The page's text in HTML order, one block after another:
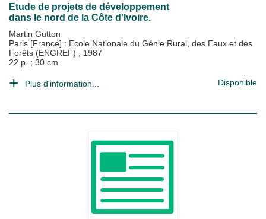
Etude de projets de développement
dans le nord de la Côte d'Ivoire.
Martin Gutton
Paris [France] : Ecole Nationale du Génie Rural, des Eaux et des
Forêts (ENGREF) ; 1987
22 p. ; 30 cm
Plus d'information... Disponible